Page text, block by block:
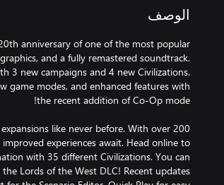
الوصف
anniversary of one of the most popular
and a fully remastered soundtrack.
3 new campaigns and 4 new Civilizations.
game modes, and enhanced features with
like never before. With over 200
experiences await. Head online to
with 35 different Civilizations. You can
Lords of the West DLC! Recent updates